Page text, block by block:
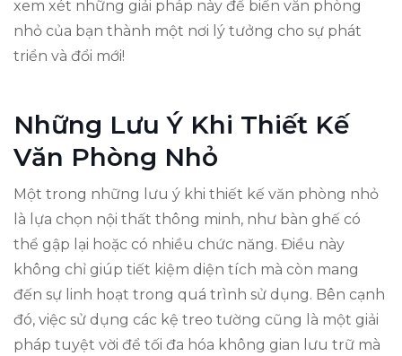
xem xét những giải pháp này để biến văn phòng
nhỏ của bạn thành một nơi lý tưởng cho sự phát
triển và đổi mới!
Những Lưu Ý Khi Thiết Kế
Văn Phòng Nhỏ
Một trong những lưu ý khi thiết kế văn phòng nhỏ
là lựa chọn nội thất thông minh, như bàn ghế có
thể gập lại hoặc có nhiều chức năng. Điều này
không chỉ giúp tiết kiệm diện tích mà còn mang
đến sự linh hoạt trong quá trình sử dụng. Bên cạnh
đó, việc sử dụng các kệ treo tường cũng là một giải
pháp tuyệt vời để tối đa hóa không gian lưu trữ mà